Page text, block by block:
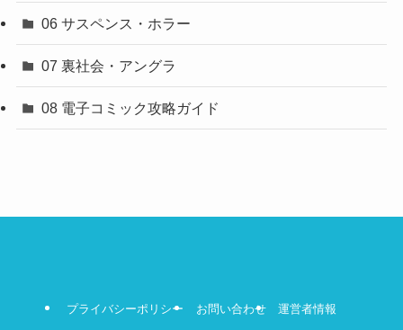
06 サスペンス・ホラー
07 裏社会・アングラ
08 電子コミック攻略ガイド
プライバシーポリシー お問い合わせ 運営者情報